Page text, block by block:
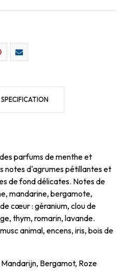
SPECIFICATION
parfums de menthe et
notes d'agrumes pétillantes et
de fond délicates. Notes de
mandarine, bergamote,
cœur : géranium, clou de
thym, romarin, lavande.
animal, encens, iris, bois de
Bergamot, Roze